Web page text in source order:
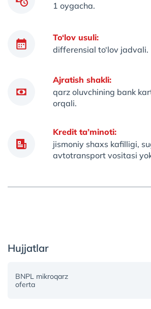
1 oygacha.
To‘lov usuli:
differensial to‘lov jadvali.
Ajratish shakli:
qarz oluvchining bank
orqali.
Kredit ta’minoti:
jismoniy shaxs kafilligi,
avtotransport vositasi
Hujjatlar
BNPL mikroqarz
oferta